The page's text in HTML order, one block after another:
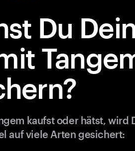
Du
kaufst oder hätst, wird
auf viele Arten gesichert: